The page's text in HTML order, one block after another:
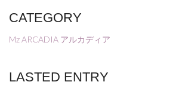
CATEGORY
Mz ARCADIA アルカディア
LASTED ENTRY